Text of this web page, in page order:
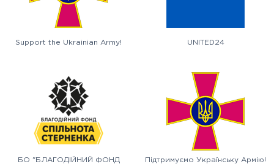
Support the Ukrainian Army! UNITED24
БО "БЛАГОДІЙНИЙ ФОНД
Підтримуємо Українську Армію!